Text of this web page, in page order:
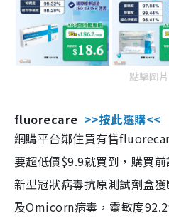
點擊圖
fluorecare >>按此選購<<
網購平台鄰住買有售
要超低價$9.9就買到，購買
新型冠狀病毒抗原測試劑盒
及Omicorn病毒，靈敏度